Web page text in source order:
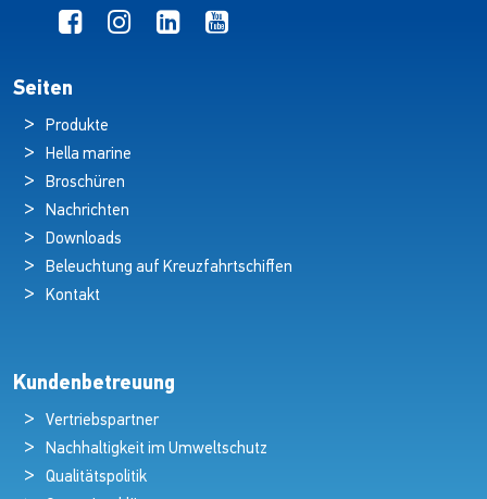
Seiten
Produkte
Hella marine
Broschüren
Nachrichten
Downloads
Beleuchtung auf Kreuzfahrtschiffen
Kontakt
Kundenbetreuung
Vertriebspartner
Nachhaltigkeit im Umweltschutz
Qualitätspolitik